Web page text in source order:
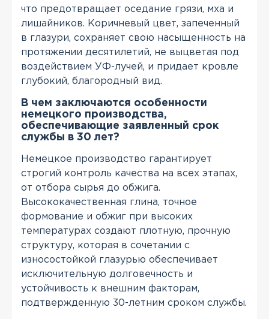
что предотвращает оседание грязи, мха и
лишайников. Коричневый цвет, запеченный
в глазури, сохраняет свою насыщенность на
протяжении десятилетий, не выцветая под
воздействием УФ-лучей, и придает кровле
глубокий, благородный вид.
В чем заключаются особенности
немецкого производства,
обеспечивающие заявленный срок
службы в 30 лет?
Немецкое производство гарантирует
строгий контроль качества на всех этапах,
от отбора сырья до обжига.
Высококачественная глина, точное
формование и обжиг при высоких
температурах создают плотную, прочную
структуру, которая в сочетании с
износостойкой глазурью обеспечивает
исключительную долговечность и
устойчивость к внешним факторам,
подтвержденную 30-летним сроком службы.